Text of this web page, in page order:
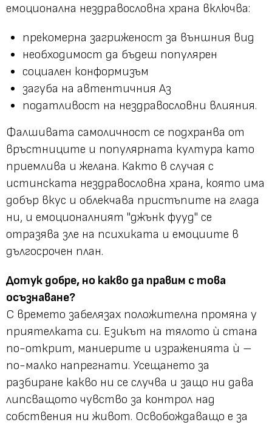
емоционална нездравословна храна включва:
прекомерна загриженост за външния вид
необходимост да бъдеш популярен
социален конформизъм
загуба на автентичния Аз
податливост на нездравословни влияния.
Фалшивата самоличност се подхранва от
връстниците и популярната култура като
приемлива и желана. Както в случая с
истинската нездравословна храна, която има
добър вкус и облекчава пристъпите на глада
ни, и емоционалният "джънк фууд" се
отразява зле на психиката и емоциите в
дългосрочен план.
Дотук добре, но какво да правим с това
осъзнаване?
С времето забелязах положителна промяна у
приятелката си. Езикът на тялото ѝ стана
по-открит, маниерите и израженията ѝ –
по-малко напрегнати. Усещането за
разбиране какво ни се случва и защо ни дава
липсващото чувство за контрол над
собствения ни живот. Освобождаващо е за